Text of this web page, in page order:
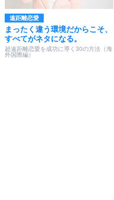
遠距離恋愛
まったく違う環境だからこそ、
すべてがネタになる。
超遠距離恋愛を成功に導く30の方法（海
外国際編）